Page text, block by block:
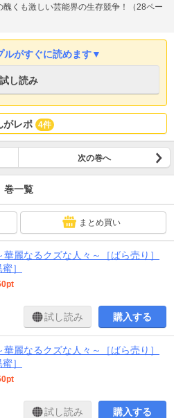
くも激しい芸能界の生存競争！（28ペー
ルがすぐに読めます▼
試し読み
がレポ 4件
次の巻へ
巻一覧
まとめ買い
麗なるクズな人々～［ばら売り］
］
試し読み 購入する
麗なるクズな人々～［ばら売り］
］
試し読み 購入する